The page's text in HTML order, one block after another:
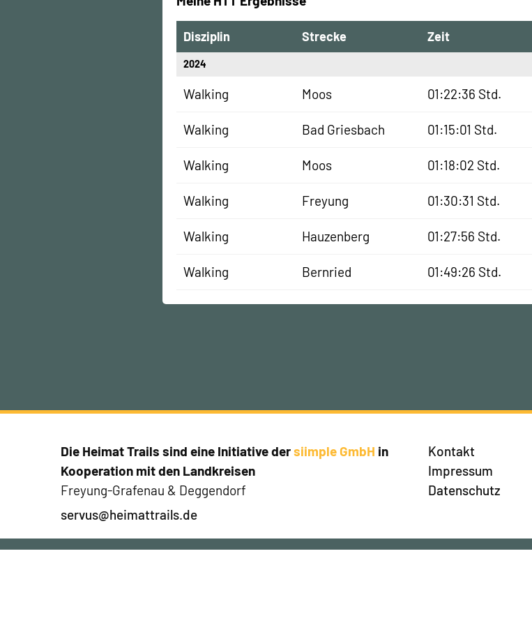
Disziplin Strecke Zeit
2024
Walking Moos 01:22:36 Std.
Walking Bad Griesbach 01:15:01 Std.
Walking Moos 01:18:02 Std.
Walking Freyung 01:30:31 Std.
Walking Hauzenberg 01:27:56 Std.
Walking Bernried 01:49:26 Std.
Die Heimat Trails sind eine Initiative dersiimple GmbH in
Kooperation mit den Landkreisen
Freyung-Grafenau & Deggendorf
servus@heimattrails.de
Kontakt
Impressum
Datenschutz